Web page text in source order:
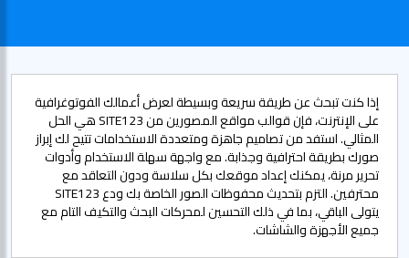
إذا كنت تبحث عن طريقة سريعة وبسيطة لعرض أعمالك الفوتوغرافية
على الإنترنت، فإن قوالب مواقع المصورين من SITE123 هي الحل
المثالي. استفد من تصاميم جاهزة ومتعددة الاستخدامات تتيح لك إبراز
صورك بطريقة احترافية وجذابة. مع واجهة سهلة الاستخدام وأدوات
تحرير مرنة، يمكنك إعداد موقعك بكل سلاسة ودون التعاقد مع
محترفين. التزم بتحديث محفوظات الصور الخاصة بك ودع SITE123
يتولى الباقي، بما في ذلك التحسين لمحركات البحث والتكيف التام مع
جميع الأجهزة والشاشات.